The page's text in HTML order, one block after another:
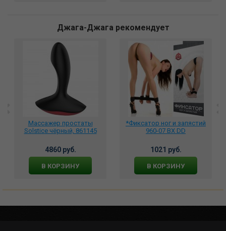
Джага-Джага рекомендует
Массажер простаты
Solstice чёрный, 861145
4860 руб.
В КОРЗИНУ
*Фиксатор ног и запястий
960-07 BX DD
1021 руб.
В КОРЗИНУ